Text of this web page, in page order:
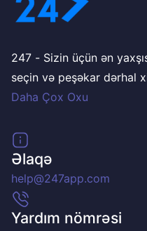
247 - Sizin üçün ən yaxşısı! 100+ xidmətdən
seçin və peşəkar dərhal
təmir, elektrik,
Ünvanınızı və tarixinizi
edin – qalanını biz həll
izləyin və xidmət
Daha Çox Oxu
Əlaqə
help@247app.com
Yardım nömrəsi